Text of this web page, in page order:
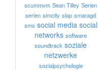
scummvm Sean Tilley Serien
serien simcity slap smaragd
sms social media social
networks software
soundtrack soziale
netzwerke
sozialpsychologie